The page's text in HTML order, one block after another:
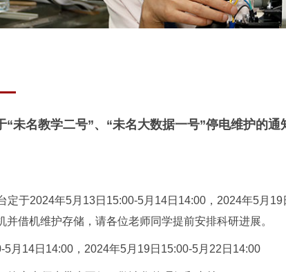
“未名教学二号”、“未名大数据一号”停电维护的通
定于2024年5月13日15:00-5月14日14:00，2024年5月19
并借机维护存储，请各位老师同学提前安排科研进展。
月14日14:00，2024年5月19日15:00-5月22日14:00